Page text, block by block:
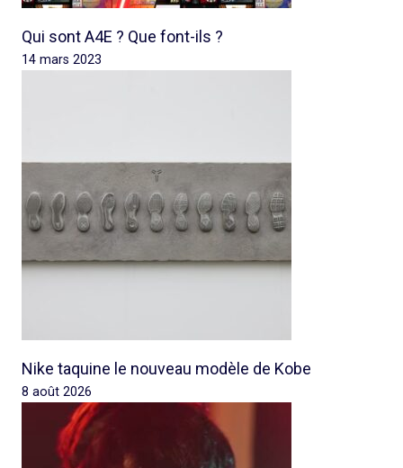
Qui sont A4E ? Que font-ils ?
14 mars 2023
Nike taquine le nouveau modèle de Kobe
8 août 2026